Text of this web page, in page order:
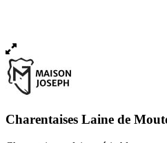
Charentaises Laine de